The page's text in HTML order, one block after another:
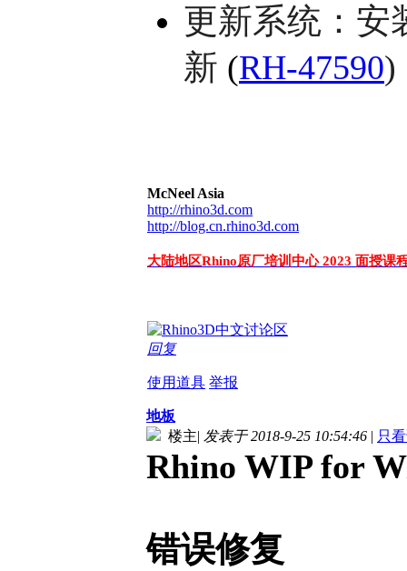
更新系统：安
新 (RH-47590)
McNeel Asia
http://rhino3d.com
http://blog.cn.rhino3d.com
大陆地区Rhino原厂培训中心 2023 面授课
回复
使用道具 举报
地板
楼主| 发表于 2018-9-25 10:54:46 | 只
Rhino WIP for
错误修复